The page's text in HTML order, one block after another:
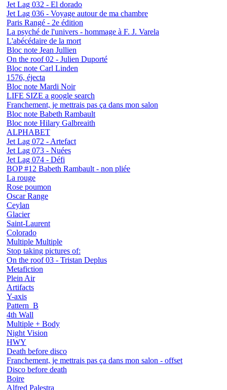
Jet Lag 032 - El dorado
Jet Lag 036 - Voyage autour de ma chambre
Paris Rangé - 2e édition
La psyché de l'univers - hommage à F. J. Varela
L'abécédaire de la mort
Bloc note Jean Jullien
On the roof 02 - Julien Duporté
Bloc note Carl Linden
1576, éjecta
Bloc note Mardi Noir
LIFE SIZE a google search
Franchement, je mettrais pas ça dans mon salon
Bloc note Babeth Rambault
Bloc note Hilary Galbreaith
ALPHABET
Jet Lag 072 - Artefact
Jet Lag 073 - Nuées
Jet Lag 074 - Défi
BOP #12 Babeth Rambault - non pliée
La rouge
Rose poumon
Oscar Range
Ceylan
Glacier
Saint-Laurent
Colorado
Multiple Multiple
Stop taking pictures of:
On the roof 03 - Tristan Deplus
Metafiction
Plein Air
Artifacts
Y-axis
Pattern_B
4th Wall
Multiple + Body
Night Vision
HWY
Death before disco
Franchement, je mettrais pas ça dans mon salon - offset
Disco before death
Boire
Alfred Palestra